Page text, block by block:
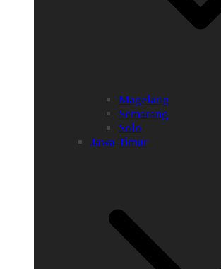
Magelang
Semarang
Solo
Jawa Timur